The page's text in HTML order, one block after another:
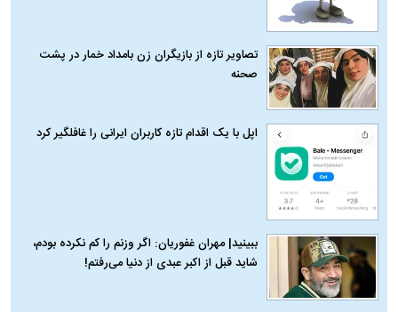
تصاویر تازه از بازیگران زن بامداد خمار در پشت
صحنه
اپل با یک اقدام تازه کاربران ایرانی را غافلگیر کرد
ببینید| مهران غفوریان: اگر وزنم را کم نکرده بودم،
شاید قبل از اکبر عبدی از دنیا می‌رفتم!